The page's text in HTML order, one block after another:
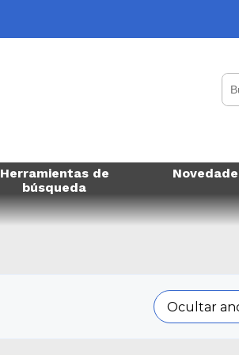
Herramientas de
búsqueda
Ocultar